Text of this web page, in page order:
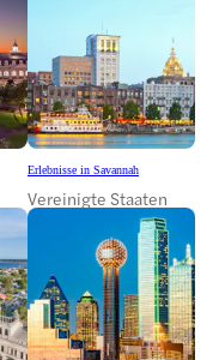
Erlebnisse in Savannah
Vereinigte Staaten